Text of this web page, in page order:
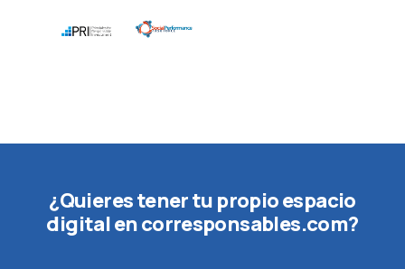
¿Quieres tener tu propio espacio
digital en corresponsables.com?